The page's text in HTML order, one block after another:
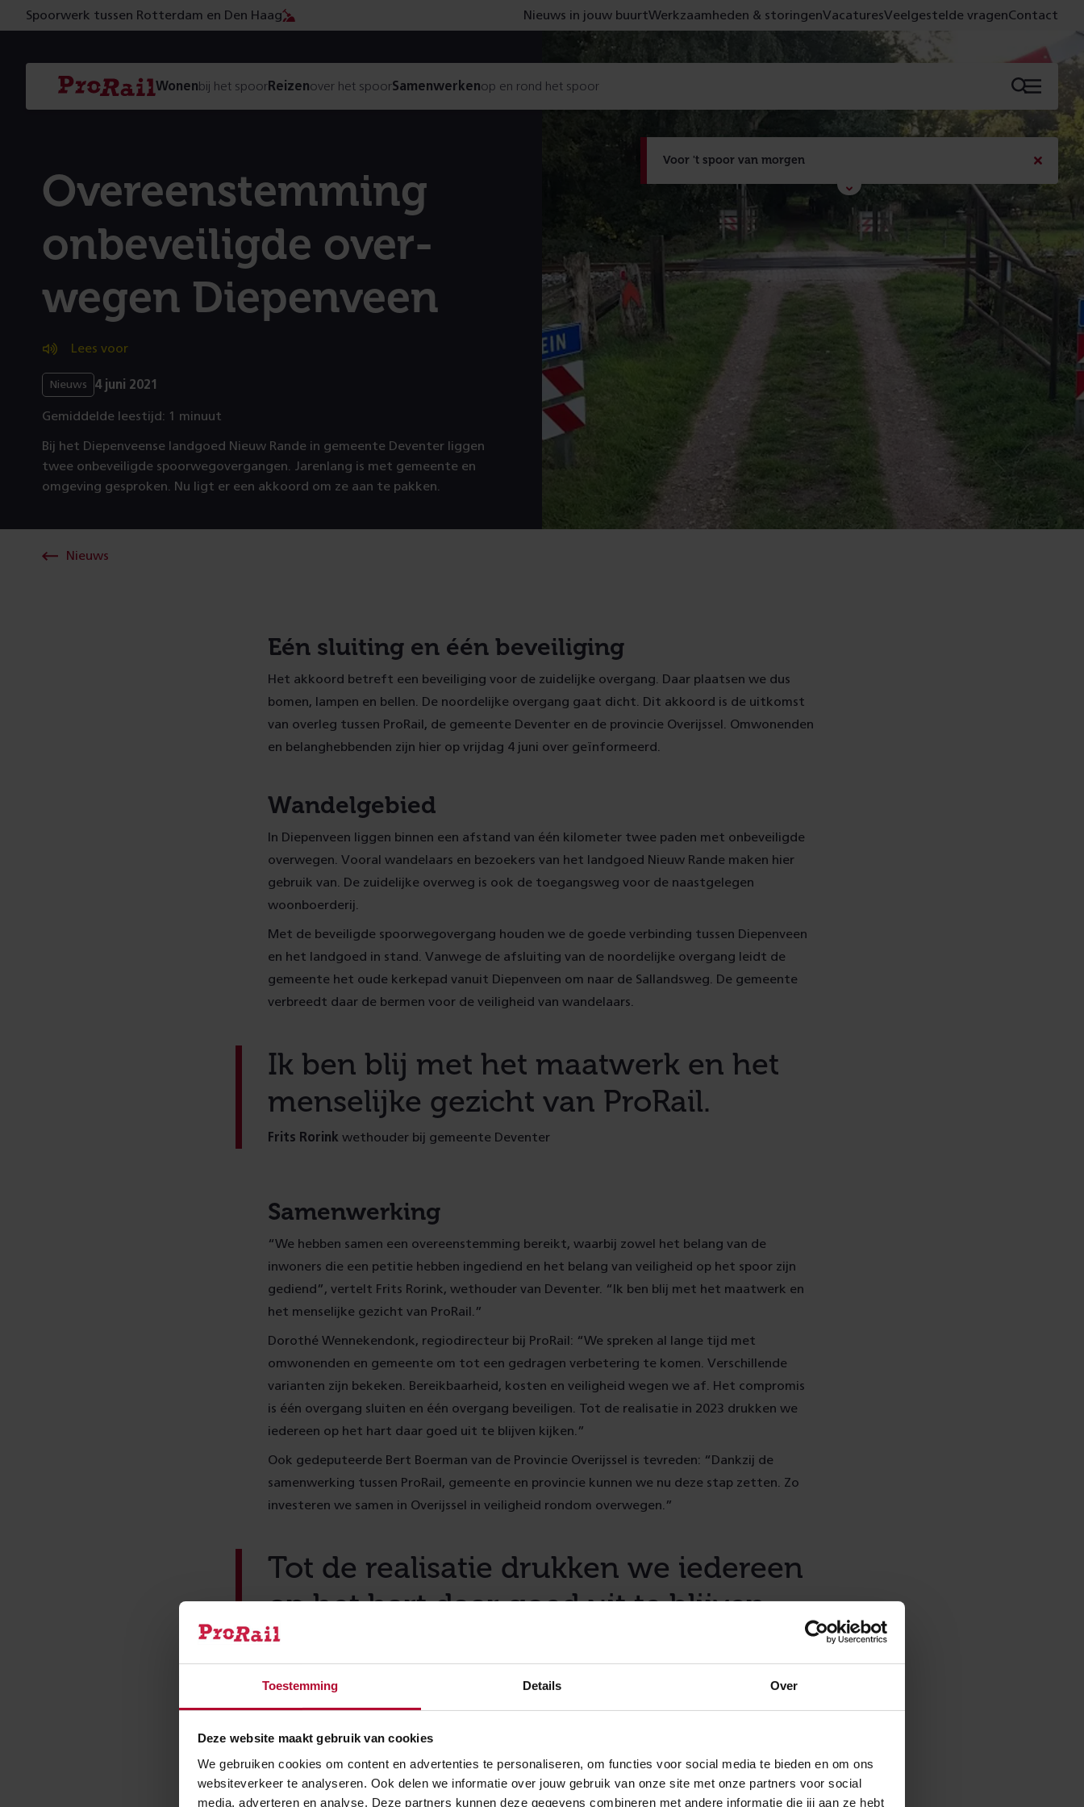
Toestemming Details Over
Deze website maakt gebruik van cookies
We gebruiken cookies om content en advertenties te personaliseren, om functies voor social media te bieden en om ons
websiteverkeer te analyseren. Ook delen we informatie over jouw gebruik van onze site met onze partners voor social
media, adverteren en analyse. Deze partners kunnen deze gegevens combineren met andere informatie die jij aan ze hebt
Voor 't spoor van morgen
Met de campagne 'Voor 't spoor naar morgen' laten
we zien wat er vandaag gebeurt en wat dat -
figuurlijk gezien - morgen oplevert.
Lees meer
Bericht
Spoorwerk tussen Rotterdam en Den Haag Nieuws in jouw buurtWerkzaamheden & storingenVacaturesVeelgestelde vragenContact
Navigatie
Homepage
ProRail
Wonenbij het spoorReizenover het spoorSamenwerkenop en rond het spoor Menu
Overeenstemming
onbeveiligde over­
weg­en Diepenveen
Lees voor
Nieuws 4 juni 2021
Gemiddelde leestijd: 1 minuut
Bij het Diepenveense landgoed Nieuw Rande in gemeente Deventer liggen
twee onbeveiligde spoorwegovergangen. Jarenlang is met gemeente en
omgeving gesproken. Nu ligt er een akkoord om ze aan te pakken.
Nieuws
Eén sluiting en één beveiliging
Het akkoord betreft een beveiliging voor de zuidelijke overgang. Daar plaatsen we dus
bomen, lampen en bellen. De noordelijke overgang gaat dicht. Dit akkoord is de uitkomst
van overleg tussen ProRail, de gemeente Deventer en de provincie Overijssel. Omwonenden
en belanghebbenden zijn hier op vrijdag 4 juni over geïnformeerd.
Wandelgebied
In Diepenveen liggen binnen een afstand van één kilometer twee paden met onbeveiligde
overwegen. Vooral wandelaars en bezoekers van het landgoed Nieuw Rande maken hier
gebruik van. De zuidelijke overweg is ook de toegangsweg voor de naastgelegen
woonboerderij.
Met de beveiligde spoorwegovergang houden we de goede verbinding tussen Diepenveen
en het landgoed in stand. Vanwege de afsluiting van de noordelijke overgang leidt de
gemeente het oude kerkepad vanuit Diepenveen om naar de Sallandsweg. De gemeente
verbreedt daar de bermen voor de veiligheid van wandelaars.
Ik ben blij met het maatwerk en het
menselijke gezicht van ProRail.
Frits Rorink wethouder bij gemeente Deventer
Samenwerking
“We hebben samen een overeenstemming bereikt, waarbij zowel het belang van de
inwoners die een petitie hebben ingediend en het belang van veiligheid op het spoor zijn
gediend”, vertelt Frits Rorink, wethouder van Deventer. “Ik ben blij met het maatwerk en
het menselijke gezicht van ProRail.”
Dorothé Wennekendonk, regiodirecteur bij ProRail: “We spreken al lange tijd met
omwonenden en gemeente om tot een gedragen verbetering te komen. Verschillende
varianten zijn bekeken. Bereikbaarheid, kosten en veiligheid wegen we af. Het compromis
is één overgang sluiten en één overgang beveiligen. Tot de realisatie in 2023 drukken we
iedereen op het hart daar goed uit te blijven kijken.”
Ook gedeputeerde Bert Boerman van de Provincie Overijssel is tevreden: “Dankzij de
samenwerking tussen ProRail, gemeente en provincie kunnen we nu deze stap zetten. Zo
investeren we samen in Overijssel in veiligheid rondom overwegen.”
Tot de realisatie drukken we iedereen
op het hart daar goed uit te blijven
kijken.
Liefst opheffen
Onbeveiligde overwegen zijn gevaarlijk. De nadrukkelijke voorkeur van ProRail gaat uit naar